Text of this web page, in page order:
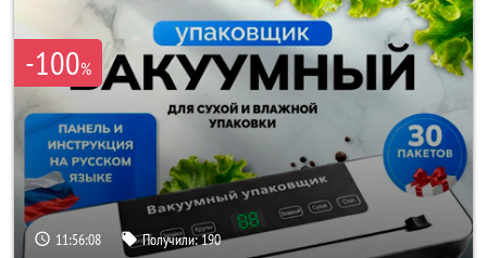
-100%
11:56:06 Получили:190